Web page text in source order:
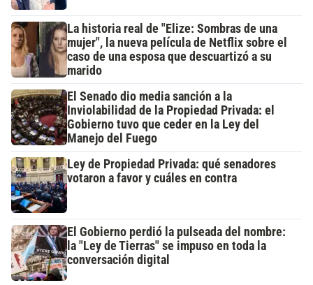
La historia real de "Elize: Sombras de una
mujer", la nueva película de Netflix sobre el
caso de una esposa que descuartizó a su
marido
El Senado dio media sanción a la
Inviolabilidad de la Propiedad Privada: el
Gobierno tuvo que ceder en la Ley del
Manejo del Fuego
Ley de Propiedad Privada: qué senadores
votaron a favor y cuáles en contra
El Gobierno perdió la pulseada del nombre:
la "Ley de Tierras" se impuso en toda la
conversación digital